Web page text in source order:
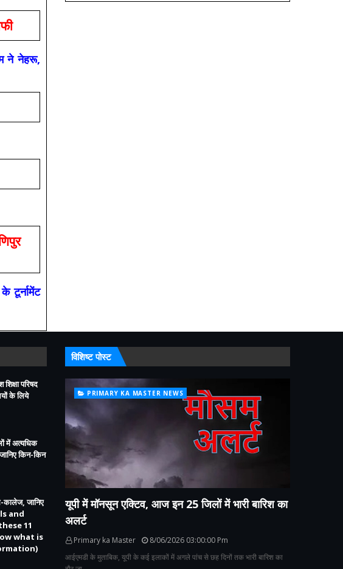
ने नेहरू,
परिषद
के लिये
में अत्यधिक
किन-किन
कालेज, जानिए
and
11
what is
विशिष्ट पोस्ट
PRIMARY KA MASTER NEWS
यूपी में मॉनसून एक्टिव, आज इन 25 जिलों में भारी बारिश का
अलर्ट
Primary ka Master
8/06/2026 03:00:00 Pm
आईएमडी के मुताबिक, यूपी के कई इलाकों में अगले पांच से छह दिनों तक भारी बारिश का